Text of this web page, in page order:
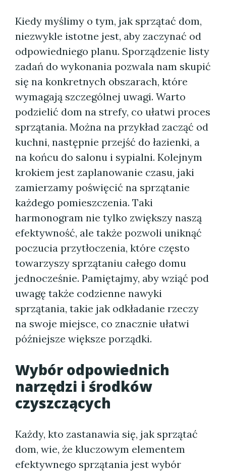
Kiedy myślimy o tym, jak sprzątać dom,
niezwykle istotne jest, aby zaczynać od
odpowiedniego planu. Sporządzenie listy
zadań do wykonania pozwala nam skupić
się na konkretnych obszarach, które
wymagają szczególnej uwagi. Warto
podzielić dom na strefy, co ułatwi proces
sprzątania. Można na przykład zacząć od
kuchni, następnie przejść do łazienki, a
na końcu do salonu i sypialni. Kolejnym
krokiem jest zaplanowanie czasu, jaki
zamierzamy poświęcić na sprzątanie
każdego pomieszczenia. Taki
harmonogram nie tylko zwiększy naszą
efektywność, ale także pozwoli uniknąć
poczucia przytłoczenia, które często
towarzyszy sprzątaniu całego domu
jednocześnie. Pamiętajmy, aby wziąć pod
uwagę także codzienne nawyki
sprzątania, takie jak odkładanie rzeczy
na swoje miejsce, co znacznie ułatwi
późniejsze większe porządki.
Wybór odpowiednich
narzędzi i środków
czyszczących
Każdy, kto zastanawia się, jak sprzątać
dom, wie, że kluczowym elementem
efektywnego sprzątania jest wybór